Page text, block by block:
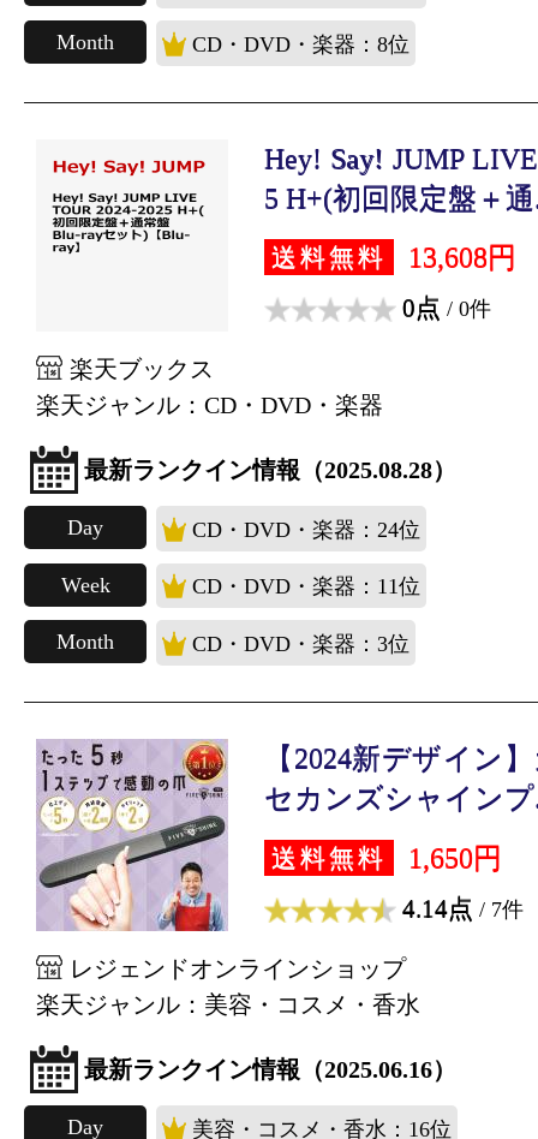
Month CD・DVD・楽器：8位
Hey! Say! JUMP
5 H+(初回限定盤＋
送料無料 13,608円
0点 / 0件
楽天ブックス
楽天ジャンル：CD・DVD・楽器
最新ランクイン情報（2025.08.28）
Day CD・DVD・楽器：24位
Week CD・DVD・楽器：11位
Month CD・DVD・楽器：3位
【2024新デザイン
セカンズシャインプ
送料無料 1,650円
4.14点 / 7件
レジェンドオンラインショップ
楽天ジャンル：美容・コスメ・香水
最新ランクイン情報（2025.06.16）
Day 美容・コスメ・香水：16位